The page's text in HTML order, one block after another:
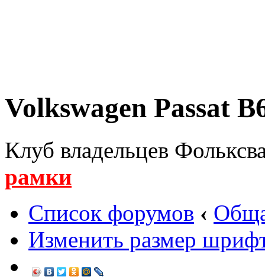
Volkswagen Passat
Клуб владельцев
рамки
Список форумов ‹
Изменить размер